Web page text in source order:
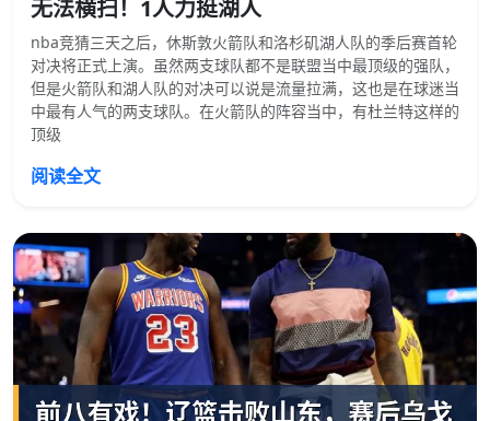
无法横扫！1人力挺湖人
nba竞猜三天之后，休斯敦火箭队和洛杉矶湖人队的季后赛首轮
对决将正式上演。虽然两支球队都不是联盟当中最顶级的强队，
但是火箭队和湖人队的对决可以说是流量拉满，这也是在球迷当
中最有人气的两支球队。在火箭队的阵容当中，有杜兰特这样的
顶级
阅读全文